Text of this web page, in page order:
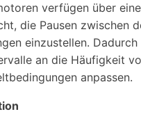
verfügen über
die Pausen zwischen
einzustellen.
an die Häufigkeit
anpassen.